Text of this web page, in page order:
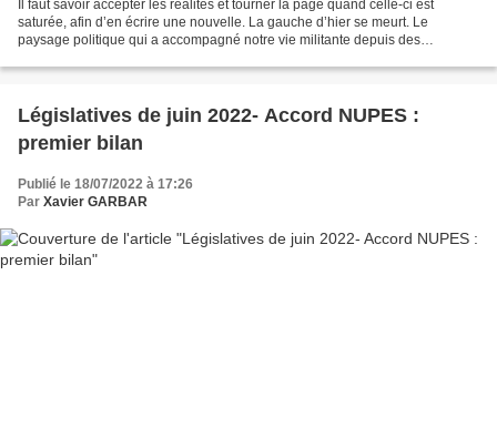
Il faut savoir accepter les réalités et tourner la page quand celle-ci est
saturée, afin d’en écrire une nouvelle. La gauche d’hier se meurt. Le
paysage politique qui a accompagné notre vie militante depuis des
Législatives de juin 2022- Accord NUPES :
premier bilan
Publié le 18/07/2022 à 17:26
Par Xavier GARBAR